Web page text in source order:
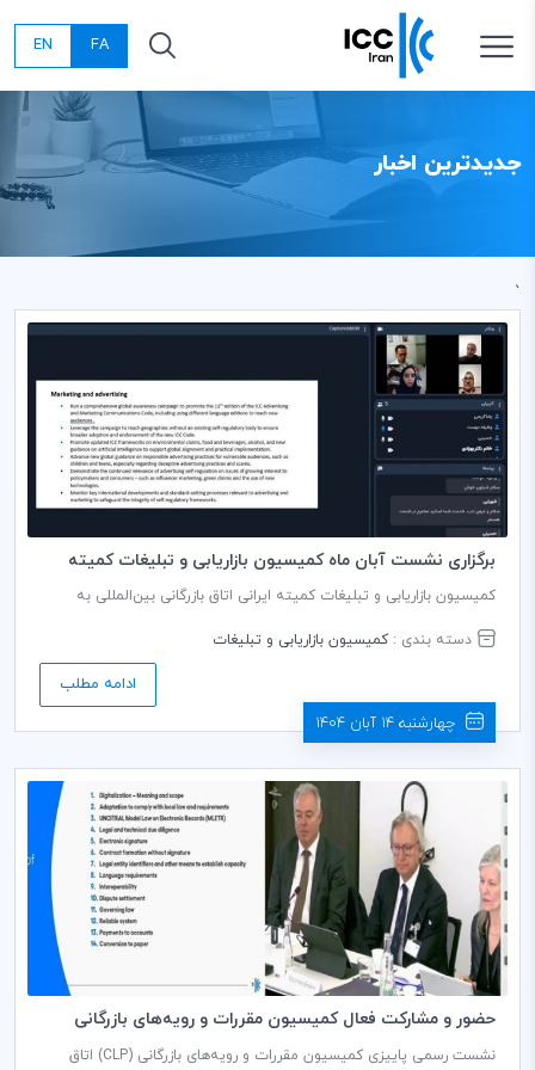
FA
EN
جدیدترین اخبار
`
برگزاری نشست آبان ماه کمیسیون بازاریابی و تبلیغات کمیته
ایرانی ICC
کمیسیون بازاریابی و تبلیغات کمیته ایرانی اتاق بازرگانی بین‌المللی به
با حضور جمعی از اعضای کمیسیون برگزار شد.
دسته بندی :کمیسیون بازاریابی و تبلیغات
ادامه مطلب
چهارشنبه 14 آبان 1404
حضور و مشارکت فعال کمیسیون مقررات و رویه‌های بازرگانی
نشست رسمی پاییزی کمیسیون مقررات و رویه‌های بازرگانی (CLP) اتاق